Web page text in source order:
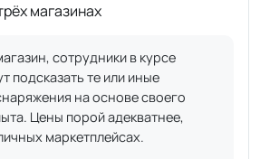
магазинах
сотрудники в курсе
подсказать те или иные
на основе своего
Цены порой адекватнее,
маркетплейсах.